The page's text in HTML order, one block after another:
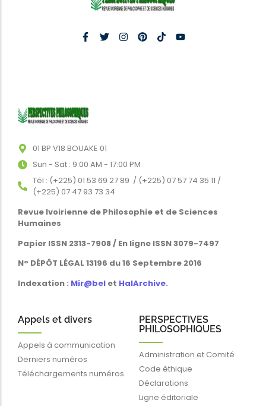
01 BP V18 BOUAKE 01
Sun - Sat : 9:00 AM - 17:00 PM
Tél : (+225) 01 53 69 27 89 / (+225) 07 57 74 35 11 /
(+225) 07 47 93 73 34
Revue Ivoirienne de Philosophie et de Sciences
Humaines
Papier ISSN 2313-7908 / En ligne ISSN 3079-7497
N° DÉPÔT LÉGAL 13196 du 16 Septembre 2016
Indexation : Mir@bel et HalArchive.
Appels et divers
Appels à communication
Derniers numéros
Téléchargements numéros
PERSPECTIVES
PHILOSOPHIQUES
Administration et Comité
Code éthique
Déclarations
Ligne éditoriale